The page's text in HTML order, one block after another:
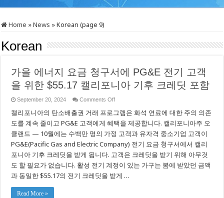
Home »News »Korean (page 9)
Korean
가을 에너지 요금 청구서에 PG&E 전기 고객
을 위한 $55.17 캘리포니아 기후 크레딧 포함
September 20, 2024 Comments Offon
을
에
너
지
요
청
구
서
에
캘리포니아의 탄소배출권 거래 프로그램은 화석 연료에 대한 주의 의존
도를 계속 줄이고 PG&E 고객에게 혜택을 제공합니다. 캘리포니아주 오
클랜드 — 10월에는 수백만 명의 가정 고객과 유자격 중소기업 고객이
PG&E(Pacific Gas and Electric Company) 전기 요금 청구서에서 캘리
포니아 기후 크레딧을 받게 됩니다. 고객은 크레딧을 받기 위해 아무것
도 할 필요가 없습니다. 활성 전기 계정이 있는 가구는 봄에 받았던 금액
과 동일한 $55.17의 전기 크레딧을 받게 …
Read More »